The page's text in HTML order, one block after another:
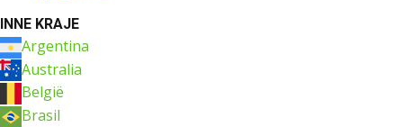
INNE KRAJE
Argentina
Australia
België
Brasil